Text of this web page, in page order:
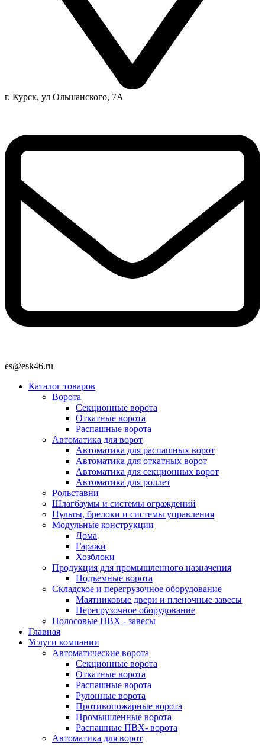
г. Курск, ул Ольшанского, 7А
es@esk46.ru
Каталог товаров
Ворота
Секционные ворота
Откатные ворота
Распашные ворота
Автоматика для ворот
Автоматика для распашных ворот
Автоматика для откатных ворот
Автоматика для секционных ворот
Автоматика для роллет
Рольставни
Шлагбаумы и системы ограждений
Пульты, брелоки и системы управления
Модульные конструкции
Дома
Гаражи
Хозблоки
Продукция для промышленного назначения
Подъемные ворота
Складское и перегрузочное оборудование
Маятниковые двери и пленочные завесы
Перегрузочное оборудование
Полосовые ПВХ - завесы
Главная
Услуги компании
Автоматические ворота
Секционные ворота
Откатные ворота
Распашные ворота
Рулонные ворота
Противопожарные ворота
Промышленные ворота
Распашные ПВХ- ворота
Автоматика для ворот